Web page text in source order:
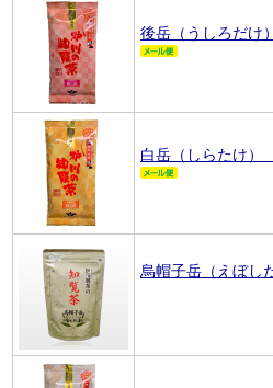
後岳（うしろだ
白岳（しらたけ
烏帽子岳（えぼ